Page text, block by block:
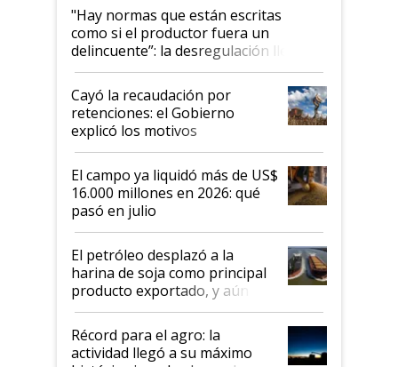
"Hay normas que están escritas
como si el productor fuera un
delincuente”: la desregulación llegó
al Congreso Aapresid y hasta se
habló del financiamiento al IPCVA
Cayó la recaudación por
retenciones: el Gobierno
explicó los motivos
El campo ya liquidó más de US$
16.000 millones en 2026: qué
pasó en julio
El petróleo desplazó a la
harina de soja como principal
producto exportado, y aún así
el agro aportó casi seis de cada
diez dólares y sostuvo el
liderazgo en un semestre
récord
Récord para el agro: la
actividad llegó a su máximo